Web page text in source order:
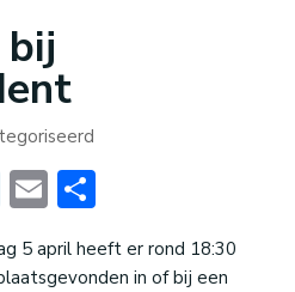
LinkedIn
EmailDelen
5 april heeft er rond 18:30
in of bij een